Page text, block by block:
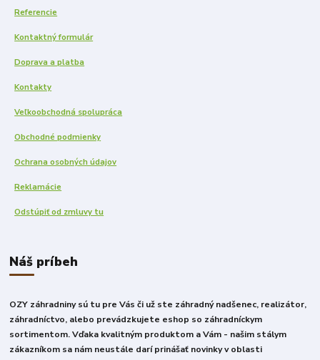
Referencie
Kontaktný formulár
Doprava a platba
Kontakty
Veľkoobchodná spolupráca
Obchodné podmienky
Ochrana osobných údajov
Reklamácie
Odstúpiť od zmluvy tu
Náš príbeh
OZY záhradniny sú tu pre Vás či už ste záhradný nadšenec, realizátor,
záhradníctvo, alebo prevádzkujete eshop so záhradníckym
sortimentom. Vďaka kvalitným produktom a Vám - našim stálym
zákazníkom sa nám neustále darí prinášať novinky v oblasti